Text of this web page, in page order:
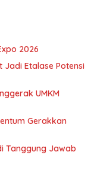
2026
Jadi Etalase Potensi
UMKM
Gerakkan
Tanggung Jawab